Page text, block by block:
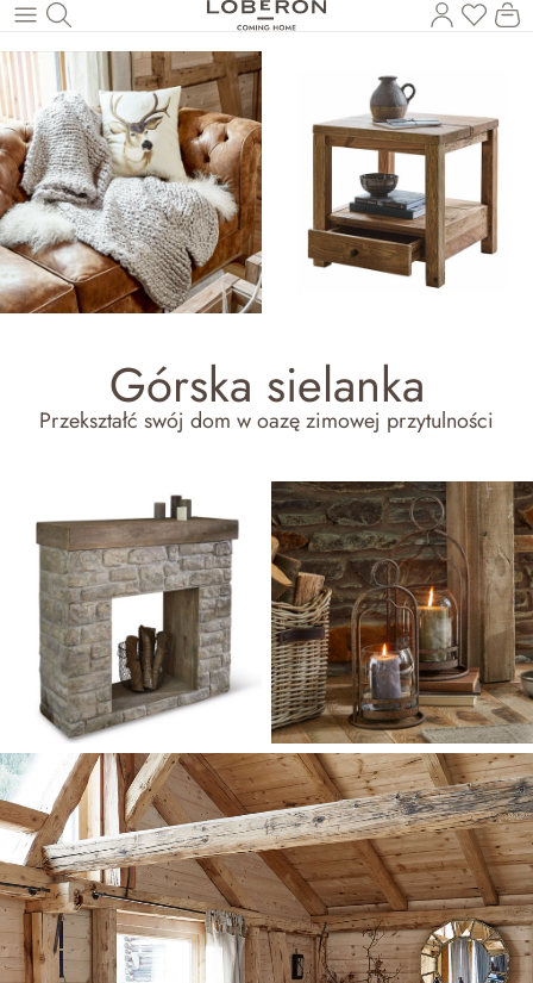
Wróć do wątku głównego
Masz
Górska sielanka
Przekształć swój dom w oazę zimowej przytulności